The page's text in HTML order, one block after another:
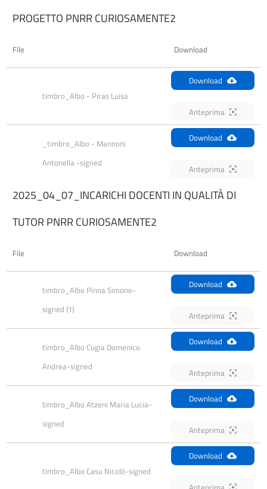
PROGETTO PNRR CURIOSAMENTE2
File Download
timbro_Albo - Piras Luisa
Download
Anteprima
_timbro_Albo - Mannoni
Antonella -signed
Download
Anteprima
2025_04_07_INCARICHI DOCENTI IN QUALITÀ DI
TUTOR PNRR CURIOSAMENTE2
File Download
timbro_Albo Pinna Simone-
signed (1)
Download
Anteprima
timbro_Albo Cugia Domenico
Andrea-signed
Download
Anteprima
timbro_Albo Atzeni Maria Lucia-
signed
Download
Anteprima
timbro_Albo Casu Nicolò-signed
Download